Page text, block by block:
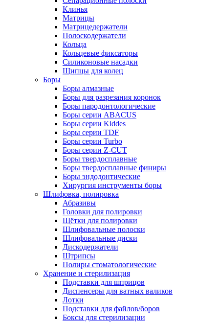
Клинья
Матрицы
Матрицедержатели
Полоскодержатели
Кольца
Кольцевые фиксаторы
Силиконовые насадки
Щипцы для колец
Боры
Боры алмазные
Боры для разрезания коронок
Боры пародонтологические
Боры серии ABACUS
Боры серии Kiddes
Боры серии TDF
Боры серии Turbo
Боры серии Z-CUT
Боры твердосплавные
Боры твердосплавные финиры
Боры эндодонтические
Хирургия инструменты боры
Шлифовка, полировка
Абразивы
Головки для полировки
Щётки для полировки
Шлифовальные полоски
Шлифовальные диски
Дискодержатели
Штрипсы
Полиры стоматологические
Хранение и стерилизация
Подставки для шприцов
Диспенсеры для ватных валиков
Лотки
Подставки для файлов/боров
Боксы для стерилизации